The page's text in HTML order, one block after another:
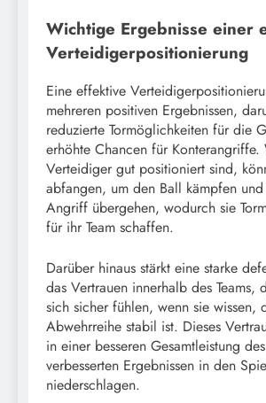
Wichtige Ergebnisse einer
Verteidigerpositionierung
Eine effektive
mehreren positiven Ergebnissen,
reduzierte Tormöglichkeiten für die
erhöhte Chancen für Konterangriffe.
Verteidiger gut positioniert sind,
abfangen, um den Ball kämpfen
Angriff übergehen, wodurch sie
für ihr Team schaffen.
Darüber hinaus stärkt eine starke
das Vertrauen innerhalb des Teams,
sich sicher fühlen, wenn sie wissen,
Abwehrreihe stabil ist. Dieses
in einer besseren Gesamtleistung
verbesserten Ergebnissen in den
niederschlagen.